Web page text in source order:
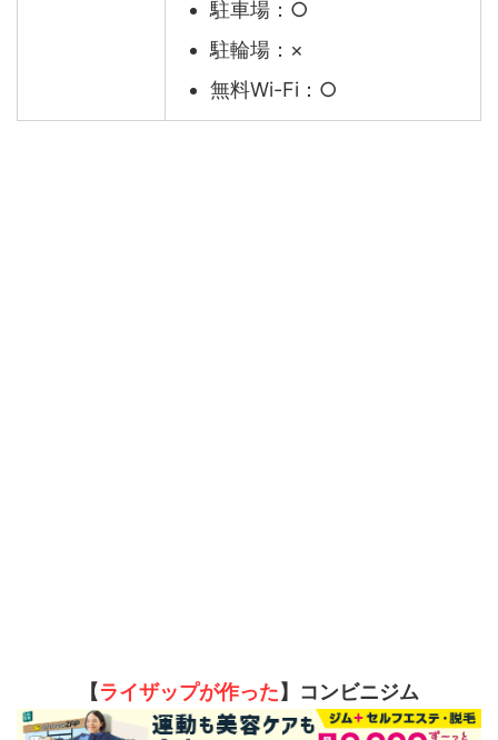
駐車場：○
駐輪場：×
無料Wi-Fi：○
【ライザップが作った】コンビニジム